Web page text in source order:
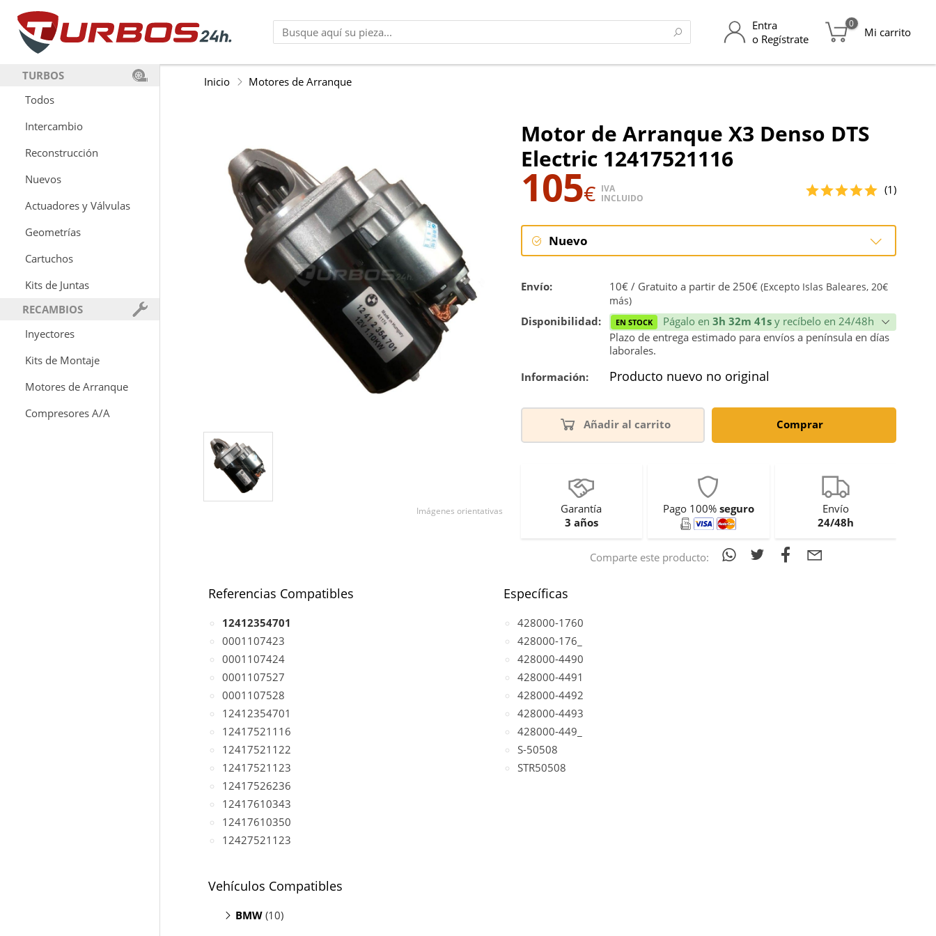
Entra
o Regístrate
0
Mi carrito
TURBOS
Todos
Intercambio
Reconstrucción
Nuevos
Actuadores y Válvulas
Geometrías
Cartuchos
Kits de Juntas
RECAMBIOS
Inyectores
Kits de Montaje
Motores de Arranque
Compresores A/A
Inicio Motores de Arranque
Motor de Arranque X3 Denso DTS
Electric 12417521116
105€ IVA
INCLUIDO
(1)
Nuevo
Envío: 10€ / Gratuito a partir de 250€ (Excepto Islas Baleares, 20€
más)
Disponibilidad: EN STOCK Págalo en 3h 32m 41s y recíbelo en 24/48h
Plazo de entrega estimado para envíos a península en días
laborales.
Información:
Producto nuevo no original
Añadir al carrito Comprar
Garantía
3 años
Pago 100% seguro
Envío
24/48h
Comparte este producto:
Imágenes orientativas
Referencias Compatibles
12412354701
0001107423
0001107424
0001107527
0001107528
12412354701
12417521116
12417521122
12417521123
12417526236
12417610343
12417610350
12427521123
Específicas
428000-1760
428000-176_
428000-4490
428000-4491
428000-4492
428000-4493
428000-449_
S-50508
STR50508
Vehículos Compatibles
BMW (10)